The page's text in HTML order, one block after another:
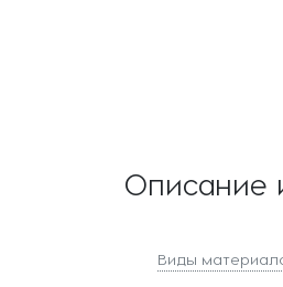
Описание
Виды